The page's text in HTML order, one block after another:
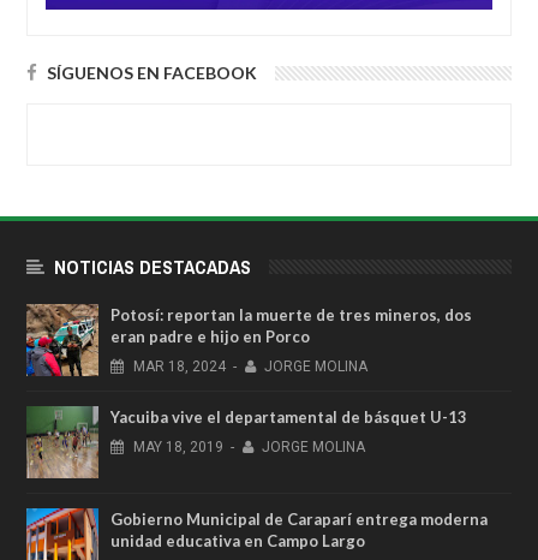
SÍGUENOS EN FACEBOOK
NOTICIAS DESTACADAS
Potosí: reportan la muerte de tres mineros, dos
eran padre e hijo en Porco
MAR 18, 2024 - JORGE MOLINA
Yacuiba vive el departamental de básquet U-13
MAY 18, 2019 - JORGE MOLINA
Gobierno Municipal de Caraparí entrega moderna
unidad educativa en Campo Largo